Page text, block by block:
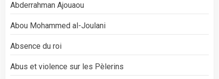
Abderrahman Ajouaou
Abou Mohammed al-Joulani
Absence du roi
Abus et violence sur les Pèlerins